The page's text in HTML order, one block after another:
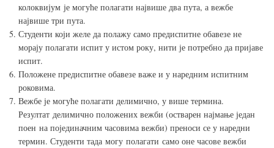
колоквијум је могуће полагати највише два пута, а вежбе
највише три пута.
Студенти који желе да полажу само предиспитне обавезе не
морају полагати испит у истом року, нити је потребно да пријаве
испит.
Положене предиспитне обавезе важе и у наредним испитним
роковима.
Вежбе је могуће полагати делимично, у више термина.
Резултат делимично положених вежби (остварен најмање један
поен на појединачним часовима вежби) преноси се у наредни
термин. Студенти тада могу полагати само оне часове вежби